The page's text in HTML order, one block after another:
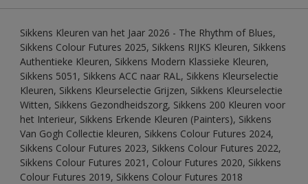
Sikkens Kleuren van het Jaar 2026 - The Rhythm of Blues,
Sikkens Colour Futures 2025, Sikkens RIJKS Kleuren, Sikkens
Authentieke Kleuren, Sikkens Modern Klassieke Kleuren,
Sikkens 5051, Sikkens ACC naar RAL, Sikkens Kleurselectie
Kleuren, Sikkens Kleurselectie Grijzen, Sikkens Kleurselectie
Witten, Sikkens Gezondheidszorg, Sikkens 200 Kleuren voor
het Interieur, Sikkens Erkende Kleuren (Painters), Sikkens
Van Gogh Collectie kleuren, Sikkens Colour Futures 2024,
Sikkens Colour Futures 2023, Sikkens Colour Futures 2022,
Sikkens Colour Futures 2021, Colour Futures 2020, Sikkens
Colour Futures 2019, Sikkens Colour Futures 2018